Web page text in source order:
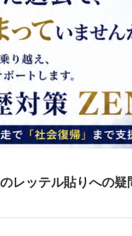
レッテル貼りへの